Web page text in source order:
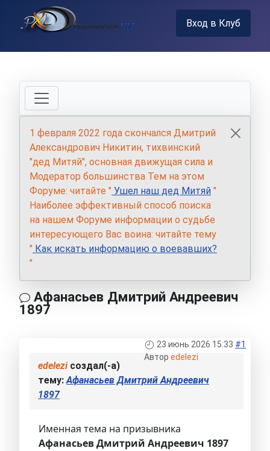
Вход в Клуб
1 февраля 2022 года скончался Дмитрий
Александрович Никитин, тихвинский
"дед Митяй", основная движущая сила и
Модератор большинства Тем на этом
Форуме: читайте " Ушел наш дед Митяй "
Наиболее эффективный способ поиска
на нашем Форуме информации о судьбе
интересующего Вас воина: читайте тему
" Как искать информацию о воевавших?
"
Афанасьев Дмитрий Андреевич
1897
23 июнь 2026 15:33 #1
Автор edelezi
edeleziсоздал(-а)
тему:Афанасьев Дмитрий Андреевич
1897
Именная тема на призывника
Афанасьев Дмитрий Андреевич 1897